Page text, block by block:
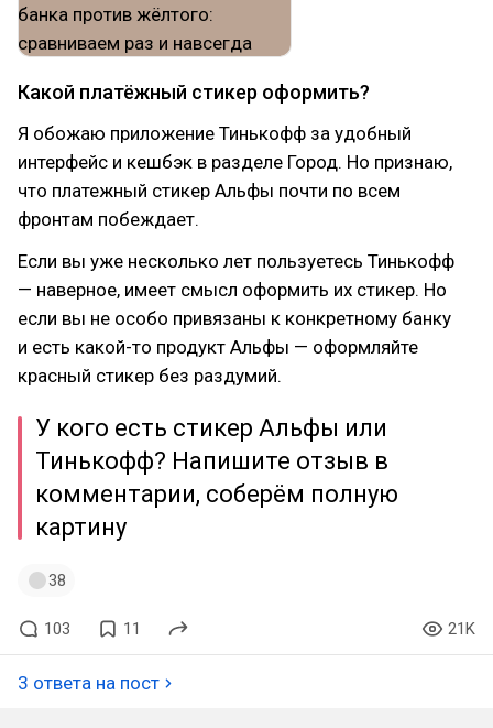
Какой платёжный стикер оформить?
Я обожаю приложение Тинькофф за удобный
интерфейс и кешбэк в разделе Город. Но признаю,
что платежный стикер Альфы почти по всем
фронтам побеждает.
Если вы уже несколько лет пользуетесь Тинькофф
— наверное, имеет смысл оформить их стикер. Но
если вы не особо привязаны к конкретному банку
и есть какой-то продукт Альфы — оформляйте
красный стикер без раздумий.
У кого есть стикер Альфы или
Тинькофф? Напишите отзыв в
комментарии, соберём полную
картину
38
103 11 21K
3 ответа на пост